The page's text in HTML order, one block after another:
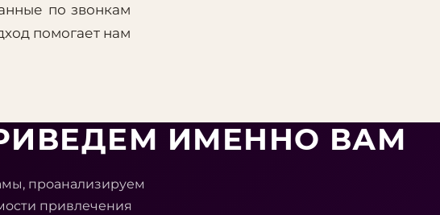
по звонкам
помогает нам
ИМЕННО ВАМ
проанализируем
привлечения